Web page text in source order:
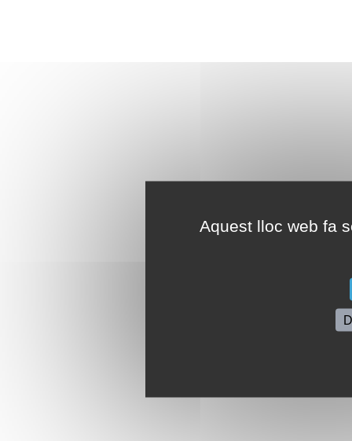
Aquest lloc web fa